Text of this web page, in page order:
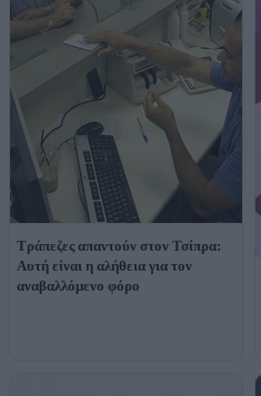
Τράπεζες απαντούν στον Τσίπρα:
Αυτή είναι η αλήθεια για τον
αναβαλλόμενο φόρο